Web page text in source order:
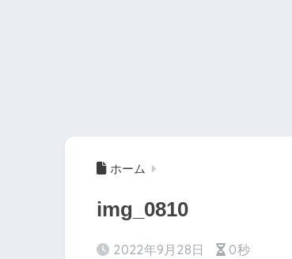
ホーム
img_0810
2022年9月28日 0秒